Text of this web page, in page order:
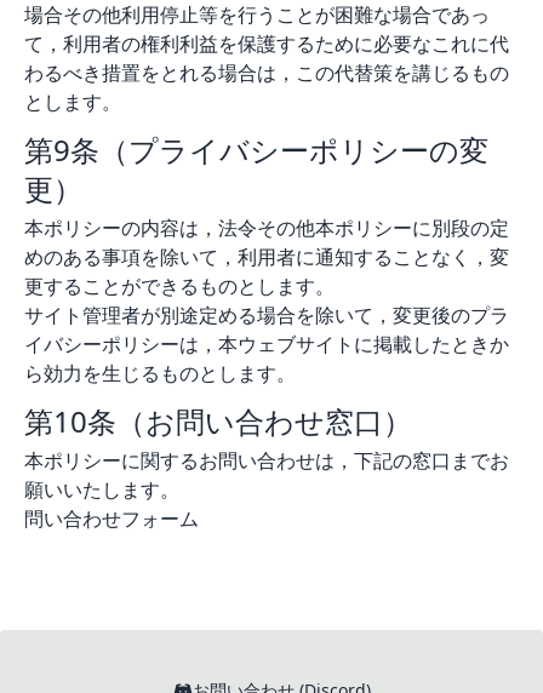
場合その他利用停止等を行うことが困難な場合であっ
て，利用者の権利利益を保護するために必要なこれに代
わるべき措置をとれる場合は，この代替策を講じるもの
とします。
第9条（プライバシーポリシーの変
更）
本ポリシーの内容は，法令その他本ポリシーに別段の定
めのある事項を除いて，利用者に通知することなく，変
更することができるものとします。
サイト管理者が別途定める場合を除いて，変更後のプラ
イバシーポリシーは，本ウェブサイトに掲載したときか
ら効力を生じるものとします。
第10条（お問い合わせ窓口）
本ポリシーに関するお問い合わせは，下記の窓口までお
願いいたします。
問い合わせフォーム